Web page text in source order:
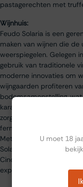
pastagerechten met
Wijnhuis:
Feudo Solaria is een
maken van wijnen die de
weerspiegelen. Gelegen
gebruik van traditionele
moderne innovaties om
wijngaarden profiteren
bodemsamenstelling,
karakter en finesse. De
zorgvuldig met de hand
fermentatie om hun
Met een sterke focus op
Solaria een
Cinquanta 2021 DOC is
expertise.
U moet 18